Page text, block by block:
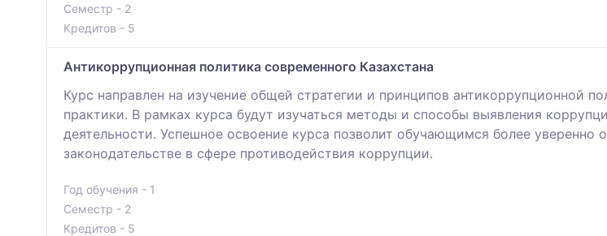
Семестр - 2
Кредитов - 5
Антикоррупционная политика современного Казахстана
Курс направлен на изучение общей стратегии и принципов антикоррупционной
практики. В рамках курса будут изучаться методы и способы выявления
деятельности. Успешное освоение курса позволит обучающимся более
законодательстве в сфере противодействия коррупции.
Год обучения - 1
Семестр - 2
Кредитов - 5